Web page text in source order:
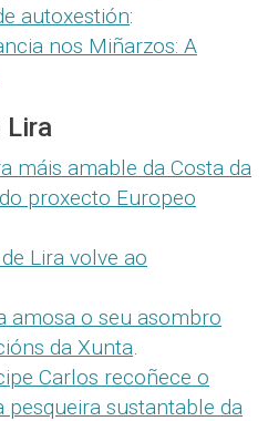
autoxestión:
nos Miñarzos: A
Lira
máis amable da Costa da
proxecto Europeo
Lira volve ao
amosa o seu asombro
da Xunta
Carlos recoñece o
sustantable da